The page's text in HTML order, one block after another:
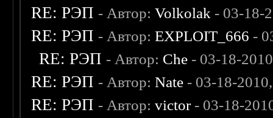
RE: РЭП - Автор:Volkolak - 03-18-
RE: РЭП - Автор:EXPLOIT_666 -
RE: РЭП - Автор: Che - 03-18-
RE: РЭП - Автор:Nate - 03-18-
RE: РЭП - Автор:victor- 03-18-